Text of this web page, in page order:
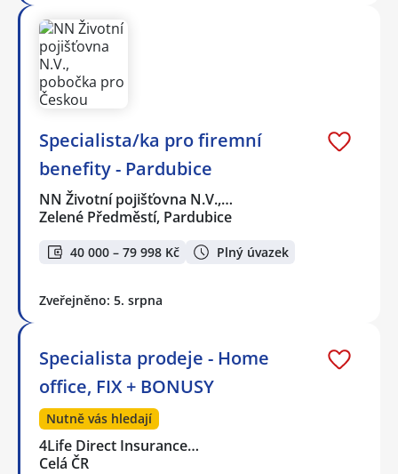
Specialista/ka pro firemní
benefity - Pardubice
NN Životní pojišťovna N.V.,…
Zelené Předměstí, Pardubice
40 000 – 79 998 Kč Plný úvazek
Zveřejněno: 5. srpna
Specialista prodeje - Home
office, FIX + BONUSY
Nutně vás hledají
4Life Direct Insurance…
Celá ČR